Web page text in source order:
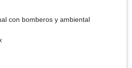
con bomberos y ambiental